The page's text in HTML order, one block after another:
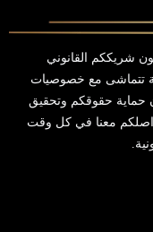
شريككم القانوني
تتماشى مع خصوصيات
حماية حقوقكم وتحقيق
تواصلكم معنا في كل وقت